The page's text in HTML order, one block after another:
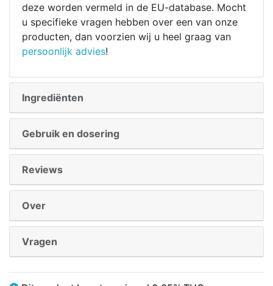
deze worden vermeld in de EU-database. Mocht
u specifieke vragen hebben over een van onze
producten, dan voorzien wij u heel graag van
persoonlijk advies!
Ingrediënten
Gebruik en dosering
Reviews
Over
Vragen